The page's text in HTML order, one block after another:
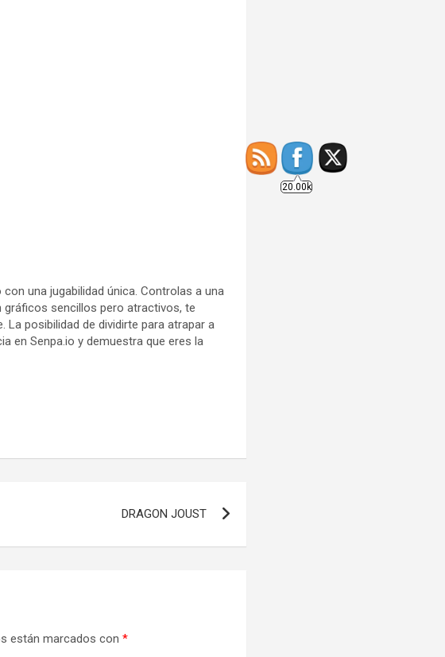
una jugabilidad única. Controlas a una
gráficos sencillos pero atractivos, te
posibilidad de dividirte para atrapar a
en Senpa.io y demuestra que eres la
DRAGON JOUST
están marcados con*